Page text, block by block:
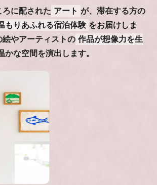
に配された アート が、滞在する方の
もりあふれる宿泊体験 をお届けしま
やアーティストの 作品が想像力を生
かな空間を演出します。